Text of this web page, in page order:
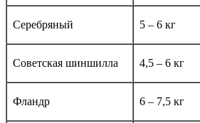
Серебряный 5 – 6 кг
Советская шиншилла 4,5 – 6 кг
Фландр 6 – 7,5 кг